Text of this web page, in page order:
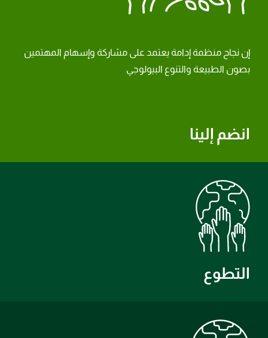
انضم إلينا
إن نجاح منظمة إدامة يعتمد على مشاركة وإسهام المهتمين
بصون الطبيعة والتنوع البيولوجي
التطوع